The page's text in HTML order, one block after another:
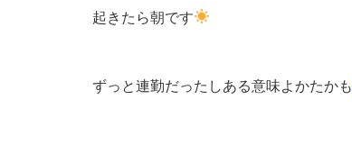
起きたら朝です
ずっと連勤だったしある意味よかたかも